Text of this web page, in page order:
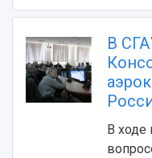
Об университете
Образование
Научно-
В
В ходе